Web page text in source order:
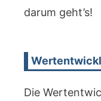
darum geht’s!
Die